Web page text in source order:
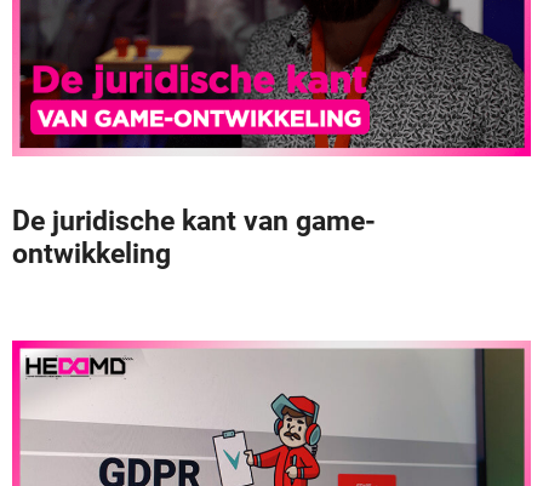
De juridische kant van game-
ontwikkeling